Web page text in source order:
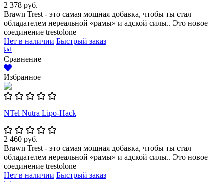
2 378 руб.
Brawn Trest - это самая мощная добавка, чтобы ты стал
обладателем нереальной «рамы» и адской силы.. Это новое
соединение trestolone
Нет в наличии Быстрый заказ
Сравнение
Избранное
NTel Nutra Lipo-Hack
2 460 руб.
Brawn Trest - это самая мощная добавка, чтобы ты стал
обладателем нереальной «рамы» и адской силы.. Это новое
соединение trestolone
Нет в наличии Быстрый заказ